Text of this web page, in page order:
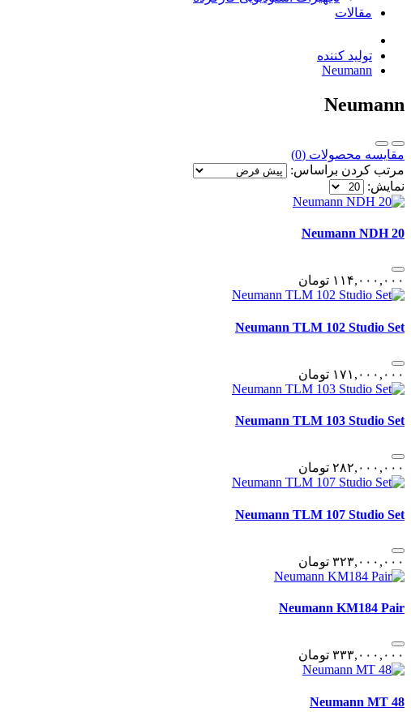
مقالات
تولید کننده
Neumann
Neumann
مقایسه محصولات (0)
مرتب کردن براساس:
نمایش:
Neumann NDH 20
١١۴,٠٠٠,٠٠٠ تومان
Neumann TLM 102 Studio Set
١٧١,٠٠٠,٠٠٠ تومان
Neumann TLM 103 Studio Set
٢٨٢,٠٠٠,٠٠٠ تومان
Neumann TLM 107 Studio Set
٣٢٣,٠٠٠,٠٠٠ تومان
Neumann KM184 Pair
٣٣٣,٠٠٠,٠٠٠ تومان
Neumann MT 48